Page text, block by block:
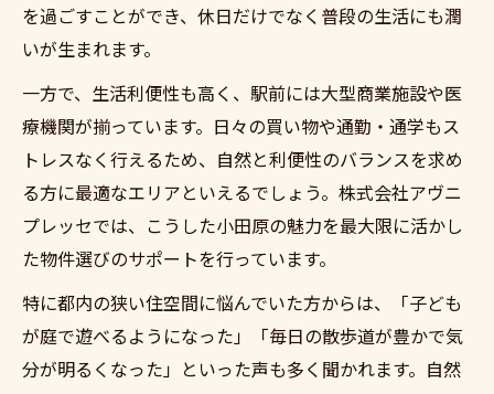
を過ごすことができ、休日だけでなく普段の生活にも潤
いが生まれます。
一方で、生活利便性も高く、駅前には大型商業施設や医
療機関が揃っています。日々の買い物や通勤・通学もス
トレスなく行えるため、自然と利便性のバランスを求め
る方に最適なエリアといえるでしょう。株式会社アヴニ
プレッセでは、こうした小田原の魅力を最大限に活かし
た物件選びのサポートを行っています。
特に都内の狭い住空間に悩んでいた方からは、「子ども
が庭で遊べるようになった」「毎日の散歩道が豊かで気
分が明るくなった」といった声も多く聞かれます。自然